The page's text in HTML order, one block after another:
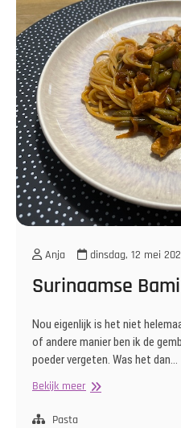
Anja dinsdag, 12 mei
Surinaamse Bami
Nou eigenlijk is het niet
of andere manier ben ik de
poeder vergeten. Was het dan…
Bekijk meerSurinaamse
Pasta